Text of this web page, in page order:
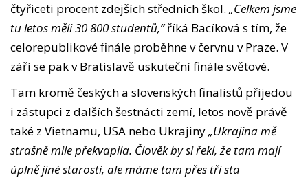
čtyřiceti procent zdejších středních škol. „Celkem jsme
tu letos měli 30 800 studentů,“říká Bacíková s tím, že
celorepublikové finále proběhne v červnu v Praze. V
září se pak v Bratislavě uskuteční finále světové.
Tam kromě českých a slovenských finalistů přijedou
i zástupci z dalších šestnácti zemí, letos nově právě
také z Vietnamu, USA nebo Ukrajiny„Ukrajina mě
strašně mile překvapila. Člověk by si řekl, že tam mají
úplně jiné starosti, ale máme tam přes tři sta